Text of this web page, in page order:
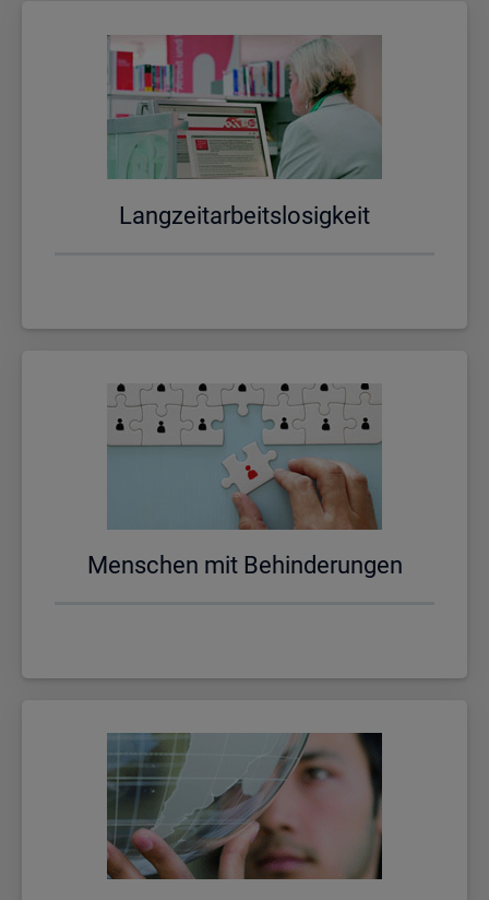
Lang­zeit­ar­beits­lo­sig­keit
Men­schen mit Be­hin­de­run­gen